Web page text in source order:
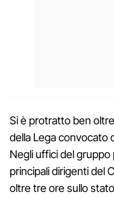
Si è protratto ben
della Lega convocato
Negli uffici del gruppo
principali dirigenti del
oltre tre ore sullo